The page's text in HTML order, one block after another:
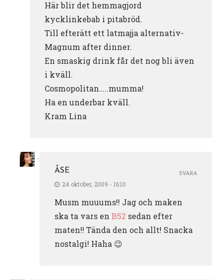
Här blir det hemmagjord
kycklinkebab i pitabröd.
Till efterätt ett latmajja alternativ-
Magnum after dinner.
En smaskig drink får det nog bli även
i kväll.
Cosmopolitan…..mumma!
Ha en underbar kväll.
Kram Lina
ÅSE
24 oktober, 2009 - 16:10
Musm muuums!! Jag och maken
ska ta vars en B52 sedan efter
maten!! Tända den och allt! Snacka
nostalgi! Haha 😉
SVARA